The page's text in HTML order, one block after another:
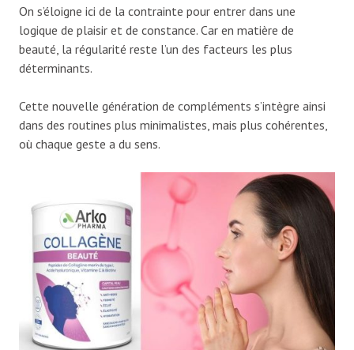
On s’éloigne ici de la contrainte pour entrer dans une
logique de plaisir et de constance. Car en matière de
beauté, la régularité reste l’un des facteurs les plus
déterminants.
Cette nouvelle génération de compléments s’intègre ainsi
dans des routines plus minimalistes, mais plus cohérentes,
où chaque geste a du sens.